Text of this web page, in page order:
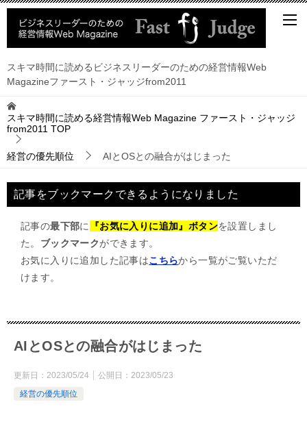
スキマ時間に読めるビジネスリーダーのための経営情報Web
Magazineファースト・ジャッジfrom2011
スキマ時間に読める経営情報Web Magazine ファースト・ジャッジ
from2011 TOP
経営の優先順位 AIとOSとの融合がはじまった
記事をブックマークできるようになりました
記事の最下部に 『お気に入りに追加』ボタンを設置しまし
た。 ブックマークができます。
お気に入りに追加した記事はこちらから一覧がご覧いただ
けます。
AIとOSとの融合がはじまった
更新日： 2023/05/24 公開日： 2023/05/23
経営の優先順位